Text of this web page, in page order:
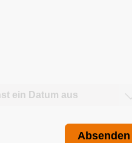
Absenden